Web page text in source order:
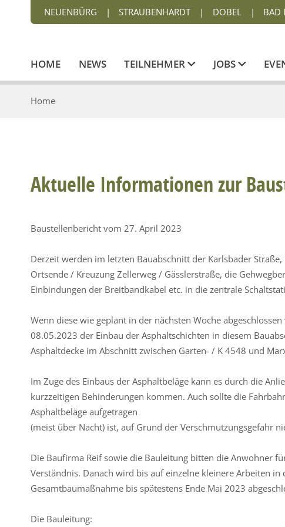
NEUENBÜRG | STRAUBENHARDT | DOBEL | BAD
HOME NEWS TEILNEHMER JOBS
Home
Aktuelle Informationen zur
Baustellenbericht vom 27. April 2023
Derzeit werden im letzten Bauabschnitt der Karlsbader
Ortsende / Kreuzung Zellerweg / Gässlerstraße, die
Einbindungen der Breitbandkabel etc. in die zentrale
Wenn diese wie geplant in der nächsten Woche
08.05.2023 der Einbau der Asphaltschichten in diesem
Asphaltdecke im Abschnitt zwischen Garten- / K 4548 und
Im Zuge des Einbaus der Asphaltbeläge kann es durch die
kurzzeitigen Behinderungen kommen. Auch sollte die
Asphaltbeläge aufgetragen
(meist über Nacht) ist, auf Grund der Verschmutzungsgefahr
Die Baufirma Reif sowie die Bauleitung bitten die Anwohner
Verständnis. Danach wird bis auf einzelne kleinere Arbeiten
Gesamtbaumaßnahme bis spätestens Ende Mai 2023
Die Bauleitung: